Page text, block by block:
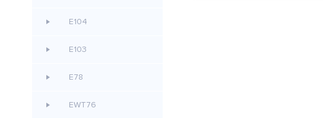
E104
E103
E78
EWT76